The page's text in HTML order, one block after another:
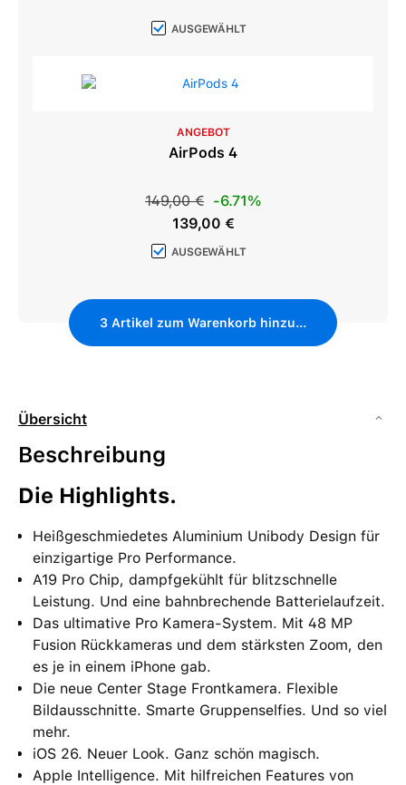
AUSGEWÄHLT
ANGEBOT
AirPods 4
Verkaufspreis:
Regulärer Preis:
149,00 € -6.71%
139,00 €
AUSGEWÄHLT
3 Artikel zum Warenkorb hinzufügen
Übersicht
Beschreibung
Die Highlights.
Heißgeschmiedetes Aluminium Unibody Design für
einzigartige Pro Performance.
A19 Pro Chip, dampfgekühlt für blitzschnelle
Leistung. Und eine bahnbrechende Batterielaufzeit.
Das ultimative Pro Kamera-System. Mit 48 MP
Fusion Rückkameras und dem stärksten Zoom, den
es je in einem iPhone gab.
Die neue Center Stage Frontkamera. Flexible
Bildausschnitte. Smarte Gruppenselfies. Und so viel
mehr.
iOS 26. Neuer Look. Ganz schön magisch.
Apple Intelligence. Mit hilfreichen Features von